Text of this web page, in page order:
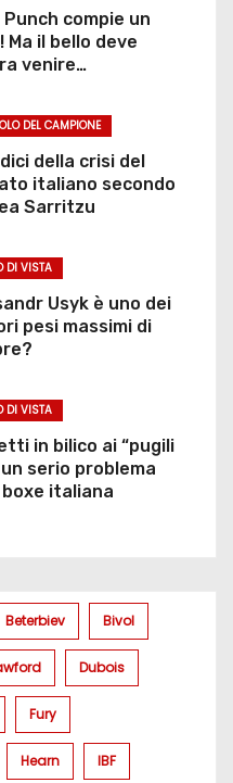
Punch compie un
Ma il bello deve
venire…
DEL CAMPIONE
della crisi del
italiano secondo
Sarritzu
DI VISTA
Usyk è uno dei
pesi massimi di
DI VISTA
in bilico ai “pugili
un serio problema
italiana
Beterbiev Bivol
Dubois
Fury
Hearn IBF